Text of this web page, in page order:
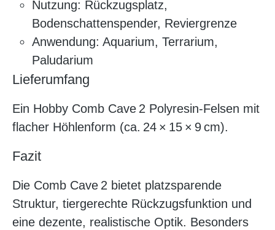
Nutzung: Rückzugsplatz,
Bodenschattenspender, Reviergrenze
Anwendung: Aquarium, Terrarium,
Paludarium
Lieferumfang
Ein Hobby Comb Cave 2 Polyresin-Felsen mit
flacher Höhlenform (ca. 24 × 15 × 9 cm).
Fazit
Die Comb Cave 2 bietet platzsparende
Struktur, tiergerechte Rückzugsfunktion und
eine dezente, realistische Optik. Besonders